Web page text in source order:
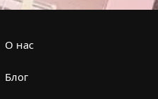
О нас
Блог